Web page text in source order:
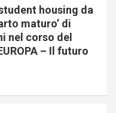
housing da
maturo’ di
nel corso del
– Il futuro